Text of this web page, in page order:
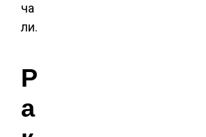
ча
ли.
Р
а